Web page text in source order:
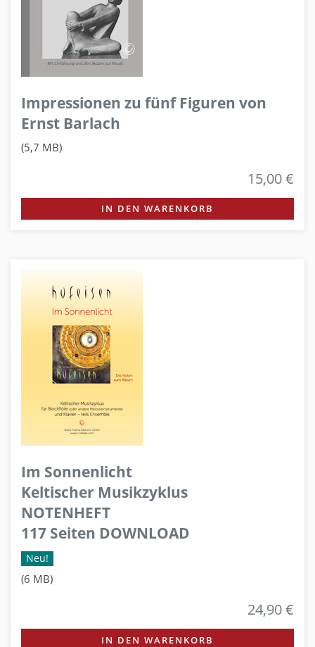
Impressionen zu fünf Figuren von
Ernst Barlach
(5,7 MB)
15,00 €
IN DEN WARENKORB
Im Sonnenlicht
Keltischer Musikzyklus
NOTENHEFT
117 Seiten DOWNLOAD
Neu!
(6 MB)
24,90 €
IN DEN WARENKORB